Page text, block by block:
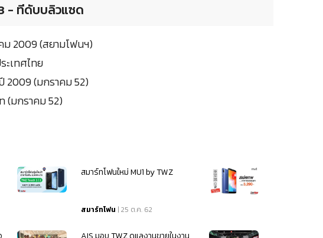
- ทีดับบลิวแซด
ม 2009 (สยามโฟนฯ)
ะเทศไทย
2009 (มกราคม 52)
(มกราคม 52)
สมาร์ทโฟนใหม่ MU1 by TWZ
สมาร์ทโฟน | 25 ต.ค. 62